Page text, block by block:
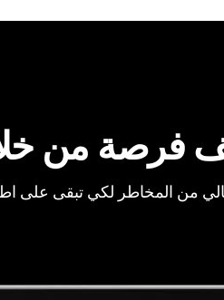
فرصة من
من المخاطر لكي تبقى على